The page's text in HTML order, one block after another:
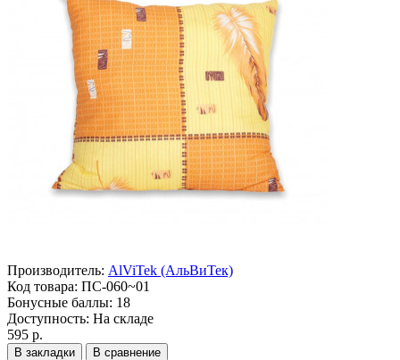
Производитель: AlViTek (АльВиТек)
Код товара: ПС-060~01
Бонусные баллы: 18
Доступность: На складе
595 р.
В закладки В сравнение